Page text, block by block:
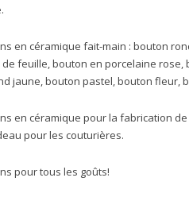
en céramique fait-main : bouton
feuille, bouton en porcelaine
jaune, bouton pastel, bouton fleur,
en céramique pour la fabrication
pour les couturières.
pour tous les goûts!